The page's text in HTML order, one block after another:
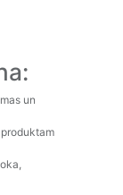
un